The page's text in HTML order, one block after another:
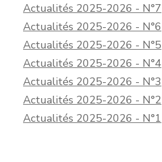
Actualités 2025-2026 - N°7
Actualités 2025-2026 - N°6
Actualités 2025-2026 - N°5
Actualités 2025-2026 - N°4
Actualités 2025-2026 - N°3
Actualités 2025-2026 - N°2
Actualités 2025-2026 - N°1